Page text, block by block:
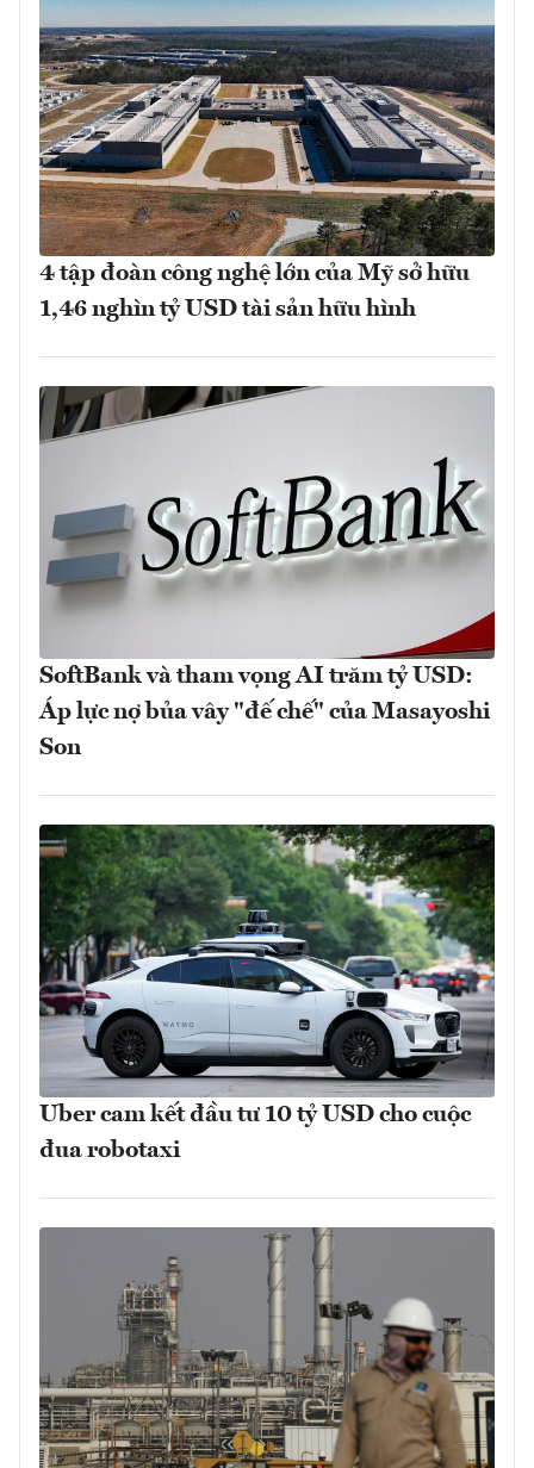
4 tập đoàn công nghệ lớn của Mỹ sở hữu
1,46 nghìn tỷ USD tài sản hữu hình
SoftBank và tham vọng AI trăm tỷ USD:
Áp lực nợ bủa vây "đế chế" của Masayoshi
Son
Uber cam kết đầu tư 10 tỷ USD cho cuộc
đua robotaxi